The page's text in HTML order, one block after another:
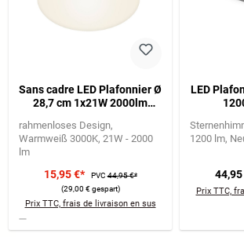
Sans cadre LED Plafonnier Ø
28,7 cm 1x21W 2000lm
rahmenloses Design
Warmweiß 3000K 21W - 2000
lm
15,95 €* PVC44,95 €*
(29,00 € gespart)
Prix TTC, frais de livraison en sus
LED
1200 lm
Prix TTC,